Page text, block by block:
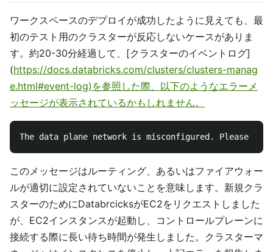
ワークスペースのデプロイが成功したように見えても、最
初のテスト用のクラスターが反応しないケースがありま
す。約20-30分経過して、[クラスターのイベントログ]
(https://docs.databricks.com/clusters/clusters-manag
e.html#event-log)を参照した際、以下のようなエラーメ
ッセージが表示されているかもしれません。
このメッセージはルーティング、あるいはファイアウォー
ルが適切に設定されていないことを意味します。新規クラ
スターのためにDatabrcicksがEC2をリクエストしました
が、EC2インスタンスが起動し、コントロールプレーンに
接続する際に長い待ち時間が発生しました。クラスターマ